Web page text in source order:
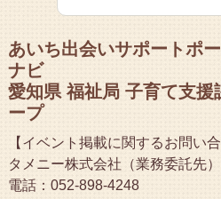
あいち出会いサポートポ
ナビ
愛知県 福祉局 子育て支
ープ
【イベント掲載に関するお問い合
タメニー株式会社（業務委託先）
電話：052-898-4248